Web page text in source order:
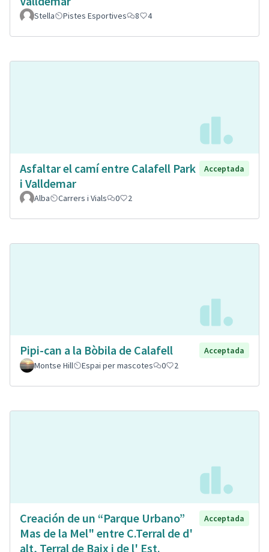
Stella Pistes Esportives 8 4
Asfaltar el camí entre Calafell Park
i Valldemar
Acceptada
Alba Carrers i Vials 0 2
Pipi-can a la Bòbila de Calafell
Acceptada
Montse Hill
Espai per mascotes 0 2
Creación de un “Parque Urbano”
Mas de la Mel" entre C.Terral de d'
alt, Terral de Baix i de l' Est.
Acceptada